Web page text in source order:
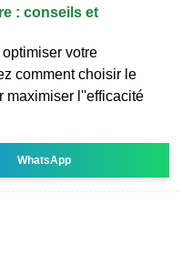
: conseils et
votre
comment choisir le
maximiser l''efficacité
WhatsApp